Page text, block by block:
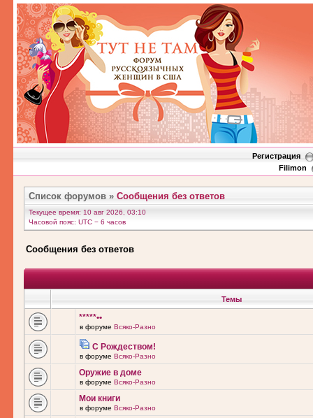
Регистрация
Filimon
Список форумов » Сообщения без ответов
Текущее время: 10 авг 2026, 03:10
Часовой пояс: UTC − 6 часов
Сообщения без ответов
Темы
*****••
в форуме Всяко-Разно
С Рождеством!
в форуме Всяко-Разно
Оружие в доме
в форуме Всяко-Разно
Мои книги
в форуме Всяко-Разно